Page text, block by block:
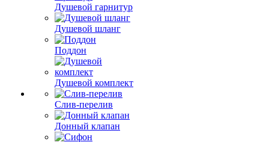
Душевой гарнитур
Душевой шланг
Поддон
Душевой комплект
Слив-перелив
Донный клапан